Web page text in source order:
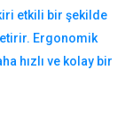
etkili bir şekilde
Ergonomik
hızlı ve kolay bir